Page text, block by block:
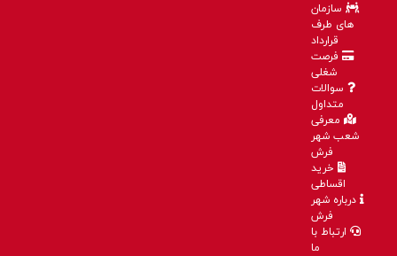
سازمان
های طرف
قرارداد
فرصت
شغلی
سوالات
متداول
معرفی
شعب شهر
فرش
خرید
اقساطی
درباره شهر
فرش
ارتباط با
ما